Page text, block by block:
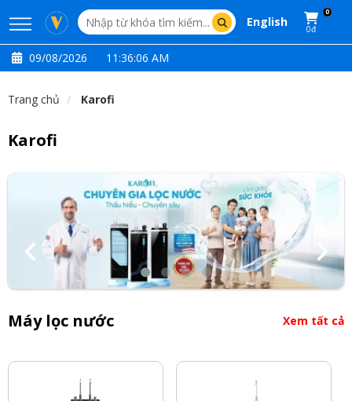
English
0
0đ
09/08/2026 11:36:06 AM
Trang chủ Karofi
Karofi
Máy lọc nước Xem tất cả